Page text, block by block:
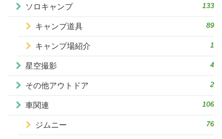
ソロキャンプ 133
キャンプ道具 89
キャンプ場紹介 1
星空撮影 4
その他アウトドア 2
車関連 106
ジムニー 76